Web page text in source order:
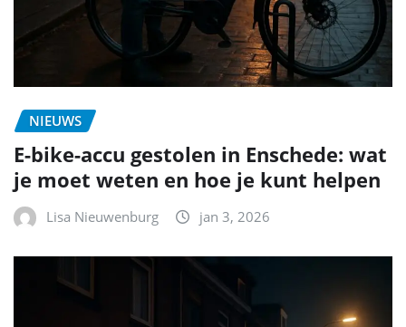
NIEUWS
E-bike-accu gestolen in Enschede: wat
je moet weten en hoe je kunt helpen
Lisa Nieuwenburg jan 3, 2026